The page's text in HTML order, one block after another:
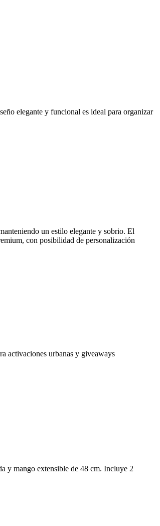
elegante y funcional es ideal para organizar
un estilo elegante y sobrio. El
con posibilidad de personalización
activaciones urbanas y giveaways
y mango extensible de 48 cm. Incluye 2